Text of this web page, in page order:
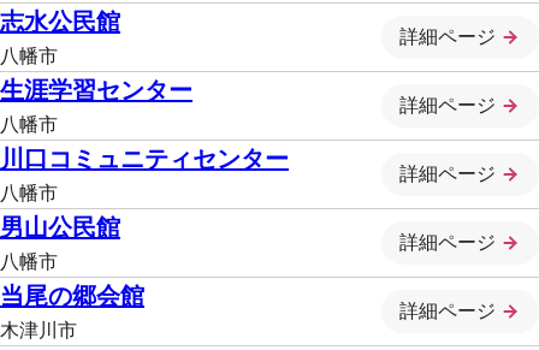
志水公民館
八幡市
詳細ページ
生涯学習センター
八幡市
詳細ページ
川口コミュニティセンター
八幡市
詳細ページ
男山公民館
八幡市
詳細ページ
当尾の郷会館
木津川市
詳細ページ